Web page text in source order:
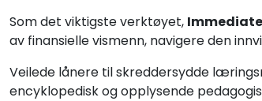
Som det viktigste verktøyet,
av finansielle vismenn, navigere den
Veilede lånere til skreddersydde
encyklopedisk og opplysende